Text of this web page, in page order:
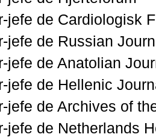
jefe de Cardiologisk
jefe de Russian
jefe de Anatolian
jefe de Hellenic
jefe de Archives of
jefe de Netherlands